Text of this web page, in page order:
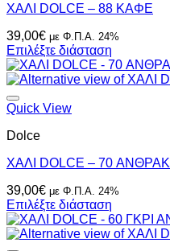
ΧΑΛΙ DOLCE – 88 ΚΑΦΕ
39,00€ με Φ.Π.Α. 24%
Επιλέξτε διάσταση
Quick View
Dolce
ΧΑΛΙ DOLCE – 70 ΑΝΘΡΑΚΙ
39,00€ με Φ.Π.Α. 24%
Επιλέξτε διάσταση